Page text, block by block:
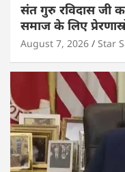
संत गुरु रविदास जी
समाज के लिए
August 7, 2026 Star